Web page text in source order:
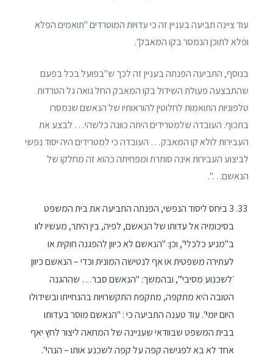
עוד ציינה תביעה בעניין זה כי עדויות המוטרדים "תואמים הפלא
ופלא לתוכן הנמסר בקו המאבק".
בנוסף, התביעה הפנתה בעניין זה לכך ש"בפועל בכל בפעם
שהתבצעה פעולת השידול בקו המאבק החל גואה גל הטרדות
טלפוניות התואמות לחלוטין להוראותיו של הנאשם שנמסרו
בתכוף. העובדה שלמטרידים היתה כוונה כלשהי… לבצע את
העבירות לולא קו המאבק… העובדה כי למטרידים היה יסוד נפשי
לביצוע העבירות אינה סותרת ומפחיתה כהוא זה מחלקו של
הנאשם…".
3 ביחס ליסוד הנפשי, הפנתה התביעה את בית המשפט
בסיכומיה אל עדותו של הנאשם, לפיה, בין היתר, מעשיו לוו
ב"מניע כלכלי", וכן: "הנאשם לא כיוון להפגנה חוקית או
לעתירה משפטית או אף לנטישה המונית וכדי – הנאשם כיוון
׳לשכנוע מסיבי׳", ובהמשך: "הנאשם סבר… שההגנה
הטובה היא מתקפה, מתקפת התקשרויות בהנחייתו ובשידולו
היום יומי". עוד טענה התביעה כי : "הנאשם מוסר בעדותו
בבית המשפט שבוודאי שעניינה של המחאה ליצור לחץ יאף
אחד לא בא לפגישה קפה על קפה לשכנע אותו – הנהי".